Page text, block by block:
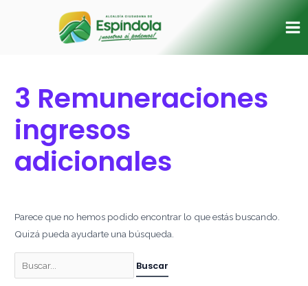
3 Remuneraciones
ingresos
adicionales
Parece que no hemos podido encontrar lo que estás buscando.
Quizá pueda ayudarte una búsqueda.